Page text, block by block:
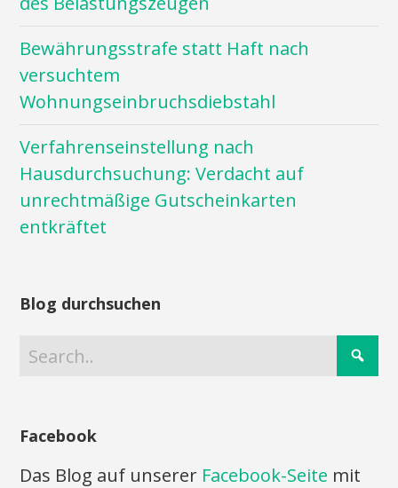
Bewährungsstrafe statt Haft nach
versuchtem
Wohnungseinbruchsdiebstahl
Verfahrenseinstellung nach
Hausdurchsuchung: Verdacht auf
unrechtmäßige Gutscheinkarten
entkräftet
Blog durchsuchen
Facebook
Das Blog auf unserer Facebook-Seite mit